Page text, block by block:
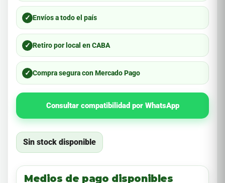
✓ Envíos a todo el país
✓ Retiro por local en CABA
✓ Compra segura con Mercado Pago
Consultar compatibilidad por WhatsApp
Sin stock disponible
Medios de pago disponibles